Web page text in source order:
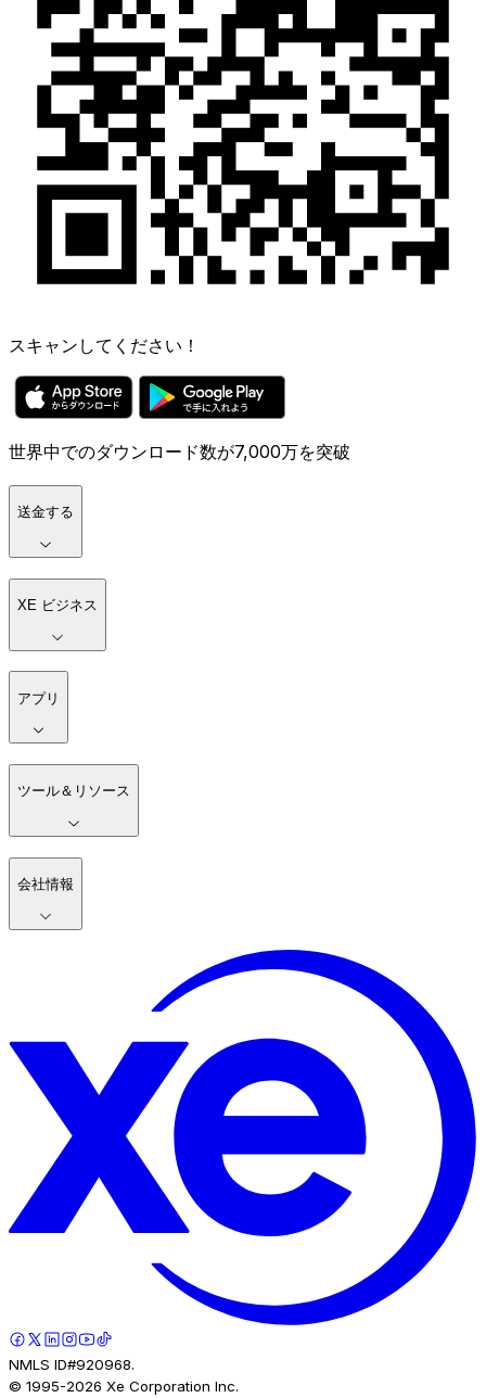
スキャンしてください！
世界中でのダウンロード数が7,000万を突破
送金する
XE ビジネス
アプリ
ツール＆リソース
会社情報
NMLS ID#920968.
© 1995-2026 Xe Corporation Inc.